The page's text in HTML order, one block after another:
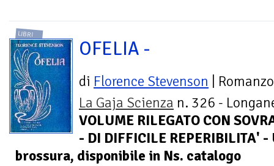
LIBRI
OFELIA -
di Florence Stevenson | Romanzo
La Gaja Scienza n. 326 -
VOLUME RILEGATO CON
- DI DIFFICILE REPERIBILITA'
brossura, disponibile in Ns. catalogo